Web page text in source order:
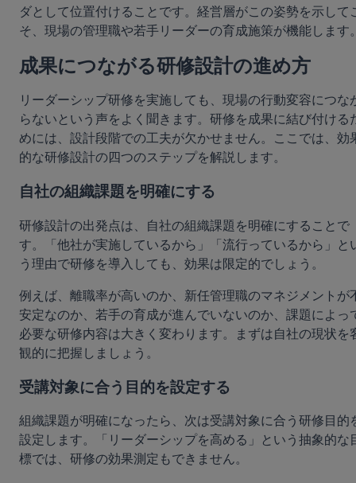
ダとして位置付けることです。経営層がこの姿勢を示して
そ、現場の管理職や若手リーダーの育成施策が機能します
成果につながる研修設計の進め方
リーダーシップ研修を実施しても、現場の行動変容につな
らないという声をよく聞きます。研修を成果に結び付ける
めには、設計段階での工夫が欠かせません。ここでは、効
的な研修設計の四つのステップを解説します。
自社の組織課題を明確にする
研修設計の出発点は、自社の組織課題を明確にすることで
す。「他社が実施しているから」「流行っているから」と
う理由で研修を導入しても、効果は限定的でしょう。
例えば、離職率が高いのか、新任管理職のマネジメントが
安定なのか、若手の育成が進んでいないのか、課題によっ
必要な研修内容は大きく変わります。まずは自社の現状を
観的に把握しましょう。
受講対象に合う目的を設定する
組織課題が明確になったら、次は受講対象に合う研修目的
設定します。「リーダーシップを高める」という抽象的な
標では、研修の効果測定もできません。